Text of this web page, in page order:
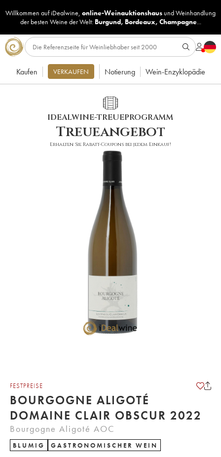
Willkommen auf iDealwine, online-Weinauktionshaus undWeinhandlung
der besten Weine der Welt: Burgund, Bordeaux, Champagne...
Kaufen VERKAUFEN Notierung Wein-Enzyklopädie
IDEALWINE-TREUEPROGRAMM
Treueangebot
Erhalten Sie Rabatt-Coupons bei jedem Einkauf!
FESTPREISE
BOURGOGNE ALIGOTÉ
DOMAINE CLAIR OBSCUR 2022
Bourgogne Aligoté AOC
BLUMIG GASTRONOMISCHER WEIN